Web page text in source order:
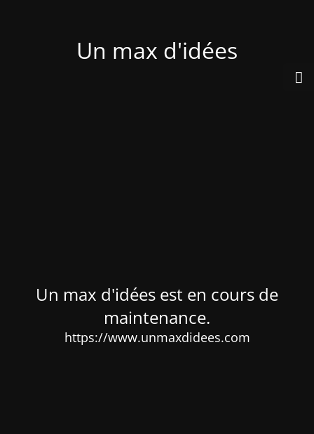
Un max d'idées
Un max d'idées est en cours de
maintenance.
https://www.unmaxdidees.com